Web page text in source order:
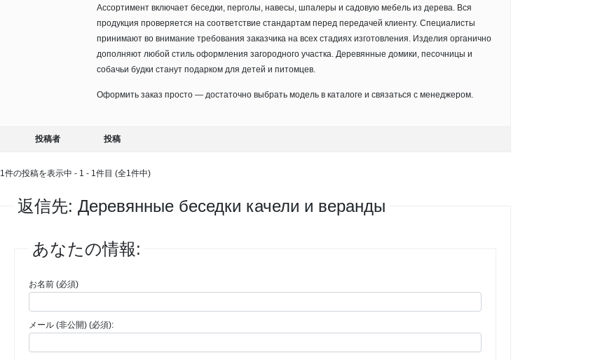
Ассортимент включает беседки, перголы, навесы, шпалеры и садовую мебель из дерева. Вся
продукция проверяется на соответствие стандартам перед передачей клиенту. Специалисты
принимают во внимание требования заказчика на всех стадиях изготовления. Изделия органично
дополняют любой стиль оформления загородного участка. Деревянные домики, песочницы и
собачьи будки станут подарком для детей и питомцев.
Оформить заказ просто — достаточно выбрать модель в каталоге и связаться с менеджером.
投稿者 投稿
1件の投稿を表示中 - 1 - 1件目 (全1件中)
返信先: Деревянные беседки качели и веранды
あなたの情報:
お名前 (必須)
メール (非公開) (必須):